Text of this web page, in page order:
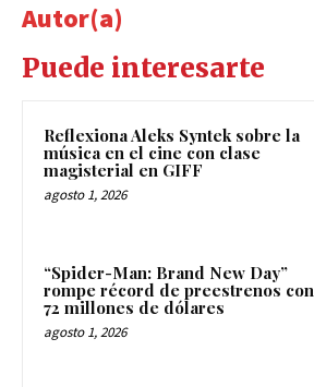
Autor(a)
Puede interesarte
Reflexiona Aleks Syntek sobre la
música en el cine con clase
magisterial en GIFF
agosto 1, 2026
“Spider-Man: Brand New Day”
rompe récord de preestrenos con
72 millones de dólares
agosto 1, 2026